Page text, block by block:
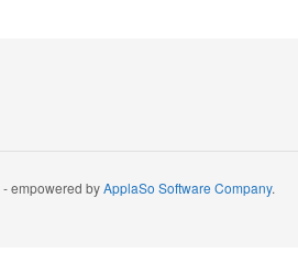
- empowered byApplaSo Software Company.